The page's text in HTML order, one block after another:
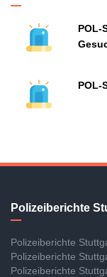
POL-
POL-
Polizeiberichte
Polizeiberichte
Polizeiberichte
Polizeiberichte